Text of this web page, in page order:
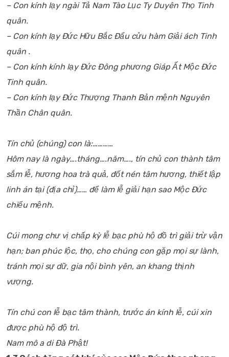
– Con kính lạy ngài Tả Nam Tào Lục Ty Duyên Thọ Tinh
quân.
– Con kính lạy Đức Hữu Bắc Đẩu cửu hàm Giải ách Tinh
quân .
– Con kính kính lạy Đức Đông phương Giáp Ất Mộc Đức
Tinh quân.
– Con kính lạy Đức Thượng Thanh Bản mệnh Nguyên
Thần Chân quân.
Tín chủ (chúng) con là:…………
Hôm nay là ngày….tháng….năm…., tín chủ con thành tâm
sắm lễ, hương hoa trà quả, đốt nén tâm hương, thiết lập
linh án tại (địa chỉ)…… để làm lễ giải hạn sao Mộc Đức
chiếu mệnh.
Cúi mong chư vị chấp kỳ lễ bạc phù hộ đồ trì giải trừ vận
hạn; ban phúc lộc, thọ, cho chúng con gặp mọi sự lành,
tránh mọi sự dữ, gia nội bình yên, an khang thịnh
vượng.
Tín chú con lễ bạc tâm thành, trước án kính lễ, cúi xin
được phù hộ độ trì.
Nam mô a di Đà Phật!